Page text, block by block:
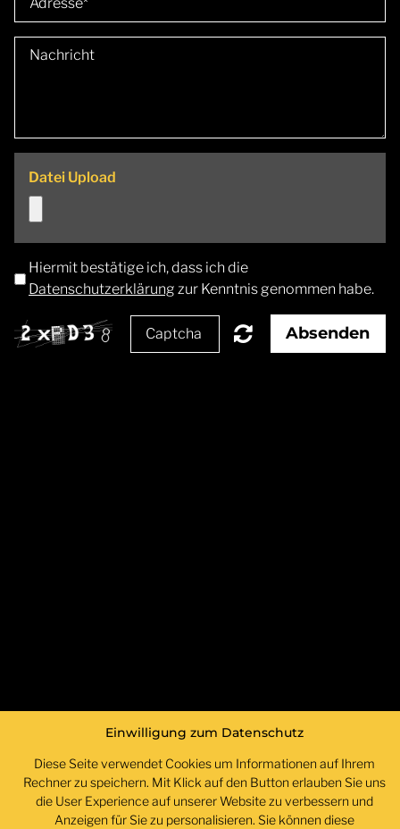
Einwilligung zum Datenschutz
Diese Seite verwendet Cookies um Informationen auf Ihrem
Rechner zu speichern. Mit Klick auf den Button erlauben Sie uns
die User Experience auf unserer Website zu verbessern und
Anzeigen für Sie zu personalisieren. Sie können diese
Datei Upload
Hiermit bestätige ich, dass ich die
Datenschutzerklärung zur Kenntnis genommen habe.
Absenden